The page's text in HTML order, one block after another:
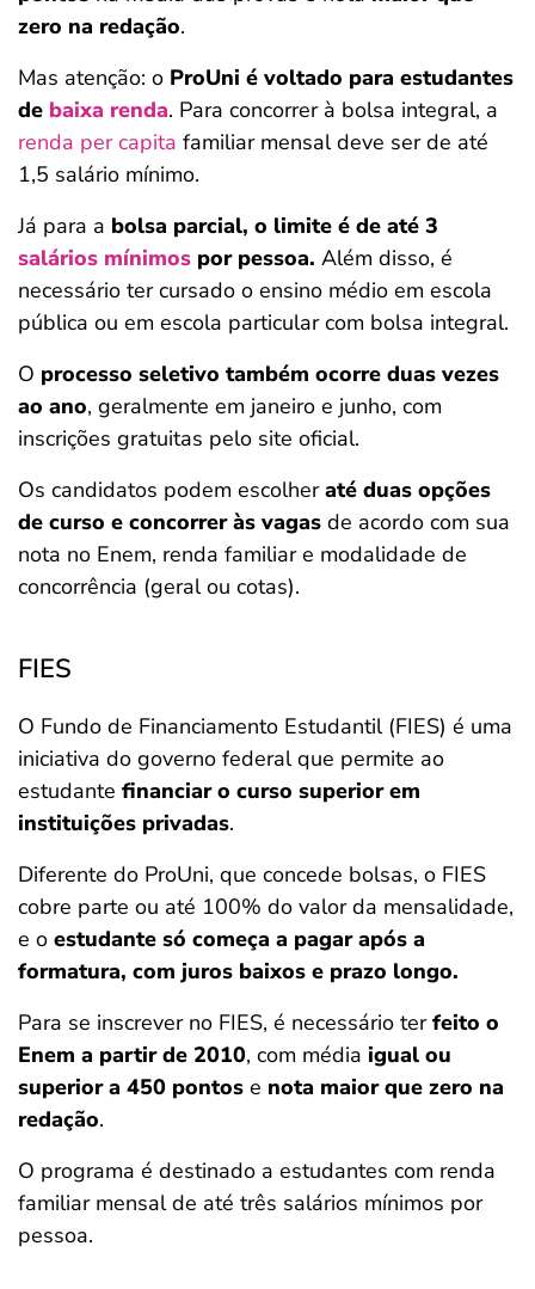
zero na redação.
Mas atenção: o ProUni é voltado para estudantes
de baixa renda. Para concorrer à bolsa integral, a
renda per capita familiar mensal deve ser de até
1,5 salário mínimo.
Já para a bolsa parcial, o limite é de até 3
salários mínimos por pessoa. Além disso, é
necessário ter cursado o ensino médio em escola
pública ou em escola particular com bolsa integral.
O processo seletivo também ocorre duas vezes
ao ano, geralmente em janeiro e junho, com
inscrições gratuitas pelo site oficial.
Os candidatos podem escolheraté duas opções
de curso e concorrer às vagas de acordo com sua
nota no Enem, renda familiar e modalidade de
concorrência (geral ou cotas).
FIES
O Fundo de Financiamento Estudantil (FIES) é uma
iniciativa do governo federal que permite ao
estudante financiar o curso superior em
instituições privadas.
Diferente do ProUni, que concede bolsas, o FIES
cobre parte ou até 100% do valor da mensalidade,
e o estudante só começa a pagar após a
formatura, com juros baixos e prazo longo.
Para se inscrever no FIES, é necessário terfeito o
Enem a partir de 2010, com média igual ou
superior a 450 pontos e nota maior que zero na
redação.
O programa é destinado a estudantes com renda
familiar mensal de até três salários mínimos por
pessoa.